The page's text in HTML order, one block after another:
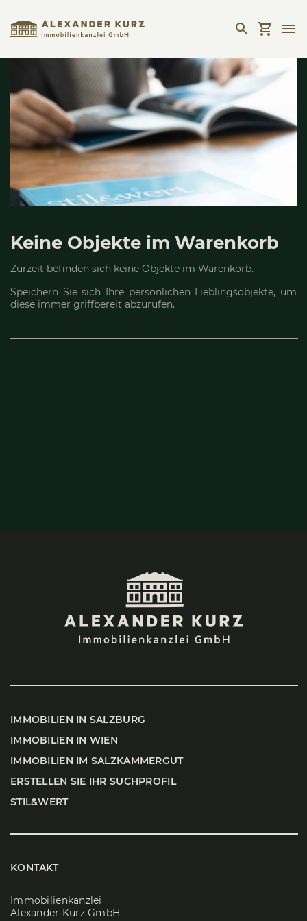
Keine Objekte im Warenkorb
Zurzeit befinden sich keine Objekte im Warenkorb.
Speichern Sie sich Ihre persönlichen Lieblingsobjekte, um
diese immer griffbereit abzurufen.
IMMO­BI­LI­EN IN SALZ­BURG
IMMO­BI­LI­EN IN WIEN
IMMO­BI­LI­EN IM SALZ­KAM­MER­GUT
ERSTEL­LEN SIE IHR SUCH­PRO­FIL
STIL&WERT
KONTAKT
Immobilienkanzlei
Alexander Kurz GmbH